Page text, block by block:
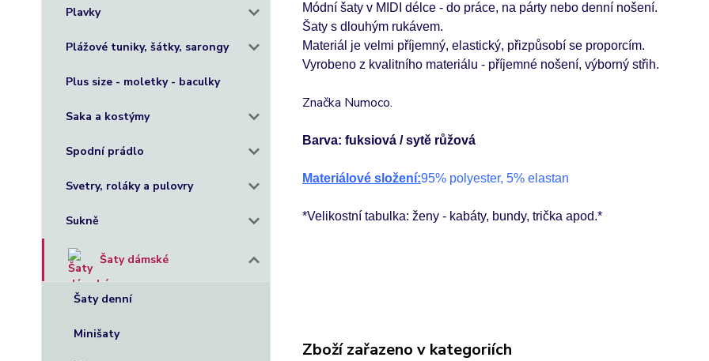
Plavky
Plážové tuniky, šátky, sarongy
Plus size - moletky - baculky
Saka a kostýmy
Spodní prádlo
Svetry, roláky a pulovry
Sukně
Šaty dámské
Šaty denní
Minišaty
Módní šaty v MIDI délce - do práce, na párty nebo denní nošení.
Šaty s dlouhým rukávem.
Materiál je velmi příjemný, elastický, přizpůsobí se proporcím.
Vyrobeno z kvalitního materiálu - příjemné nošení, výborný střih.
Značka Numoco.
Barva: fuksiová / sytě růžová
Materiálové složení:95% polyester, 5% elastan
*Velikostní tabulka: ženy - kabáty, bundy, trička apod.*
Zboží zařazeno v kategoriích